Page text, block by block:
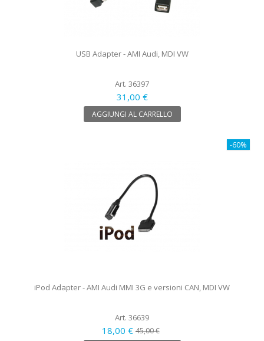
USB Adapter - AMI Audi, MDI VW
Art. 36397
31,00 €
AGGIUNGI AL CARRELLO
-60%
iPod Adapter - AMI Audi MMI 3G e versioni CAN, MDI VW
Art. 36639
18,00 €45,00 €